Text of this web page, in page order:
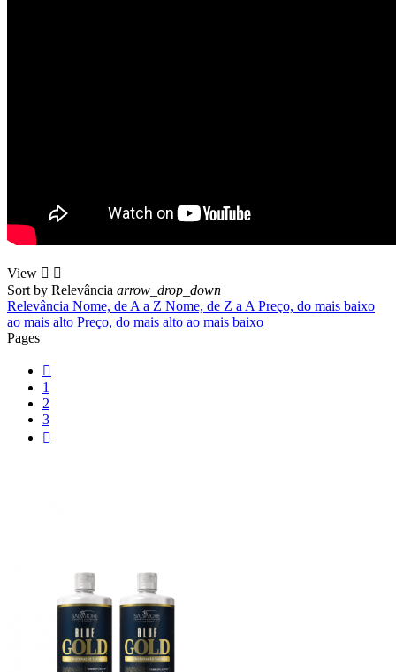
View  
Sort by Relevância arrow_drop_down
Relevância Nome, de A a Z Nome, de Z a A Preço, do mais baixo
ao mais alto Preço, do mais alto ao mais baixo
Pages

1
2
3
